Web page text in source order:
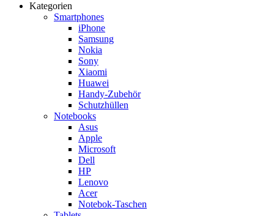
Kategorien
Smartphones
iPhone
Samsung
Nokia
Sony
Xiaomi
Huawei
Handy-Zubehör
Schutzhüllen
Notebooks
Asus
Apple
Microsoft
Dell
HP
Lenovo
Acer
Notebok-Taschen